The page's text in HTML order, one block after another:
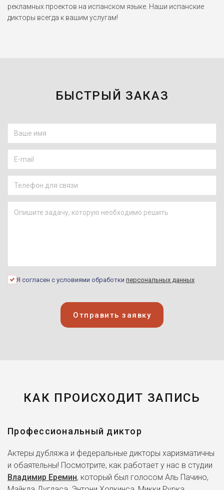
рекламных проектов на испанском языке. Наши испанские
дикторы всегда к вашим услугам!
БЫСТРЫЙ ЗАКАЗ
Я согласен с условиями обработки персональных данных
Отправить заявку
КАК ПРОИСХОДИТ ЗАПИСЬ
Профессиональный диктор
Актеры дубляжа и федеральные дикторы харизматичны
и обаятельны! Посмотрите, как работает у нас в студии
Владимир Еремин, который был голосом Аль Пачино,